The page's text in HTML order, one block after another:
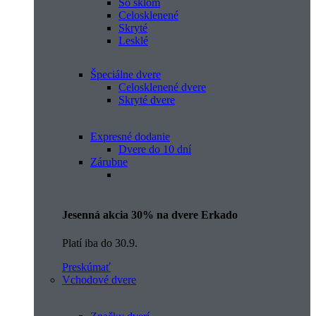
So sklom
Celosklenené
Skryté
Lesklé
Špeciálne dvere
Celosklenené dvere
Skryté dvere
Expresné dodanie
Dvere do 10 dní
Zárubne
Jesenná akcia 30% na dvere Erkado
Platí iba do 30.9.
Preskúmať
Vchodové dvere